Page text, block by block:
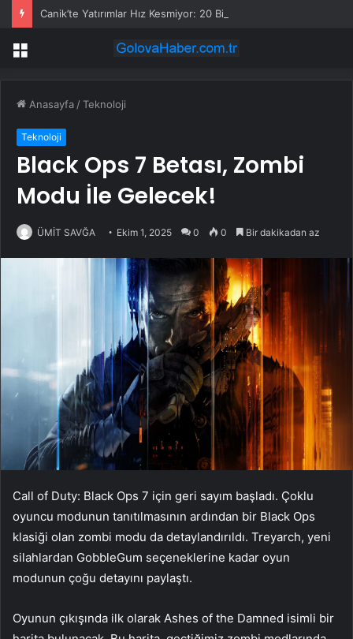
Menü
Anasayfa /Teknoloji
Teknoloji
Black Ops 7 Betası, Zombi
Modu İle Gelecek!
ÜMİT SAVĞA Ekim 1, 2025 0 0 Bir dakikadan az
Call of Duty: Black Ops 7 için geri sayım başladı. Çoklu
oyuncu modunun tanıtılmasının ardından bir Black Ops
klasiği olan zombi modu da detaylandırıldı. Treyarch, yeni
silahlardan GobbleGum seçeneklerine kadar oyun
modunun çoğu detayını paylaştı.
Oyunun çıkışında ilk olarak Ashes of the Damned isimli bir